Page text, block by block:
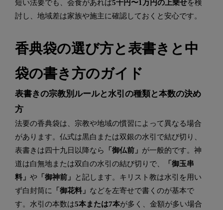
短い法要でも、会食があれば5千円〜1万円の上乗せを検
討し、地域差は家族や施主に確認しておくと安心です。
香典袋の選び方と表書きと中
袋の書き方のガイド
表書きの宗教別ルールと水引の種類と本数の決め
方
法要の香典袋は、宗教や地域の慣習によって異なる場合
があります。仏式は黒白または双銀の水引で結び切り、
表書きは四十九日以降なら
「御仏前」 が一般的です。神
道は白無地または双白の水引の結び切りで、
「御玉串
料」 や 「御神前」
と記します。キリスト教は水引を用い
ず白封筒に
「御花料」 などを左寄せで書くのが基本で
す。水引の本数は5本または7本が多く、金額が多い場合